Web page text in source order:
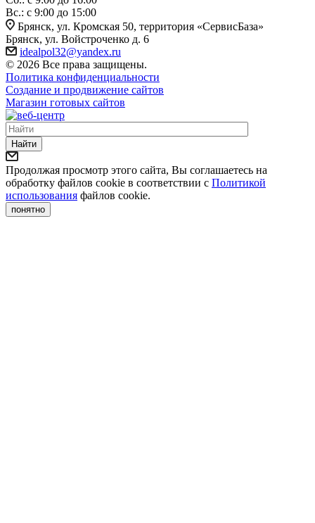
Bc.: с 9:00 до 15:00
Брянск, ул. Кромская 50, территория «СервисБаза»
Брянск, ул. Войстроченко д. 6
idealpol32@yandex.ru
© 2026 Все права защищены.
Политика конфиденциальности
Создание и продвижение сайтов
Магазин готовых сайтов
Найти
Продолжая просмотр этого сайта, Вы соглашаетесь на
обработку файлов cookie в соответствии с Политикой
использования файлов cookie.
понятно